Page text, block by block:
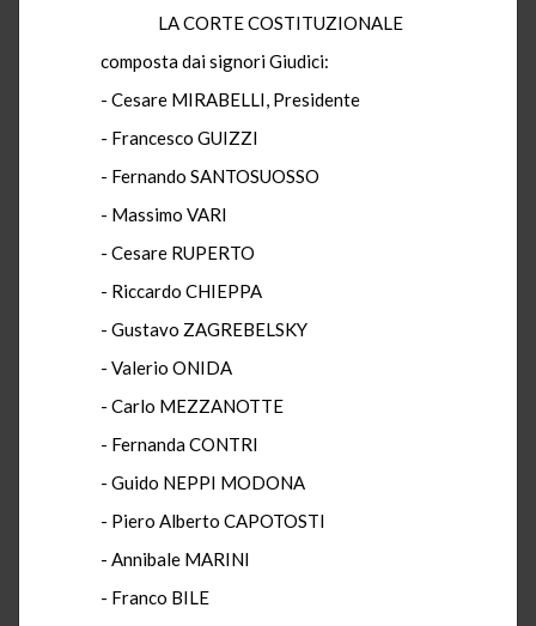
LA CORTE COSTITUZIONALE
composta dai signori Giudici:
- Cesare MIRABELLI, Presidente
- Francesco GUIZZI
- Fernando SANTOSUOSSO
- Massimo VARI
- Cesare RUPERTO
- Riccardo CHIEPPA
- Gustavo ZAGREBELSKY
- Valerio ONIDA
- Carlo MEZZANOTTE
- Fernanda CONTRI
- Guido NEPPI MODONA
- Piero Alberto CAPOTOSTI
- Annibale MARINI
- Franco BILE